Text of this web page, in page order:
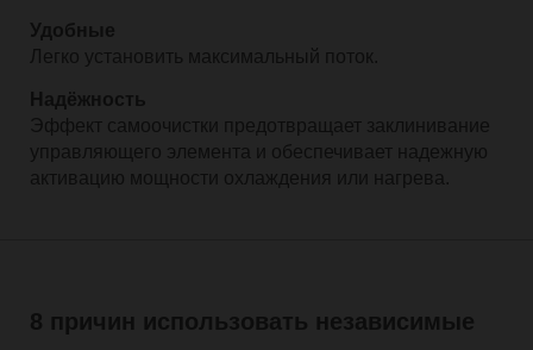
Удобные
Легко установить максимальный поток.
Надёжность
Эффект самоочистки предотвращает заклинивание
управляющего элемента и обеспечивает надежную
активацию мощности охлаждения или нагрева.
8 причин использовать независимые